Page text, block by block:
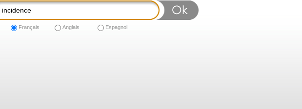
Français Anglais Espagnol